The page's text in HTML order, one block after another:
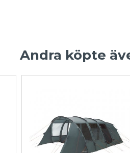
Andra köpte